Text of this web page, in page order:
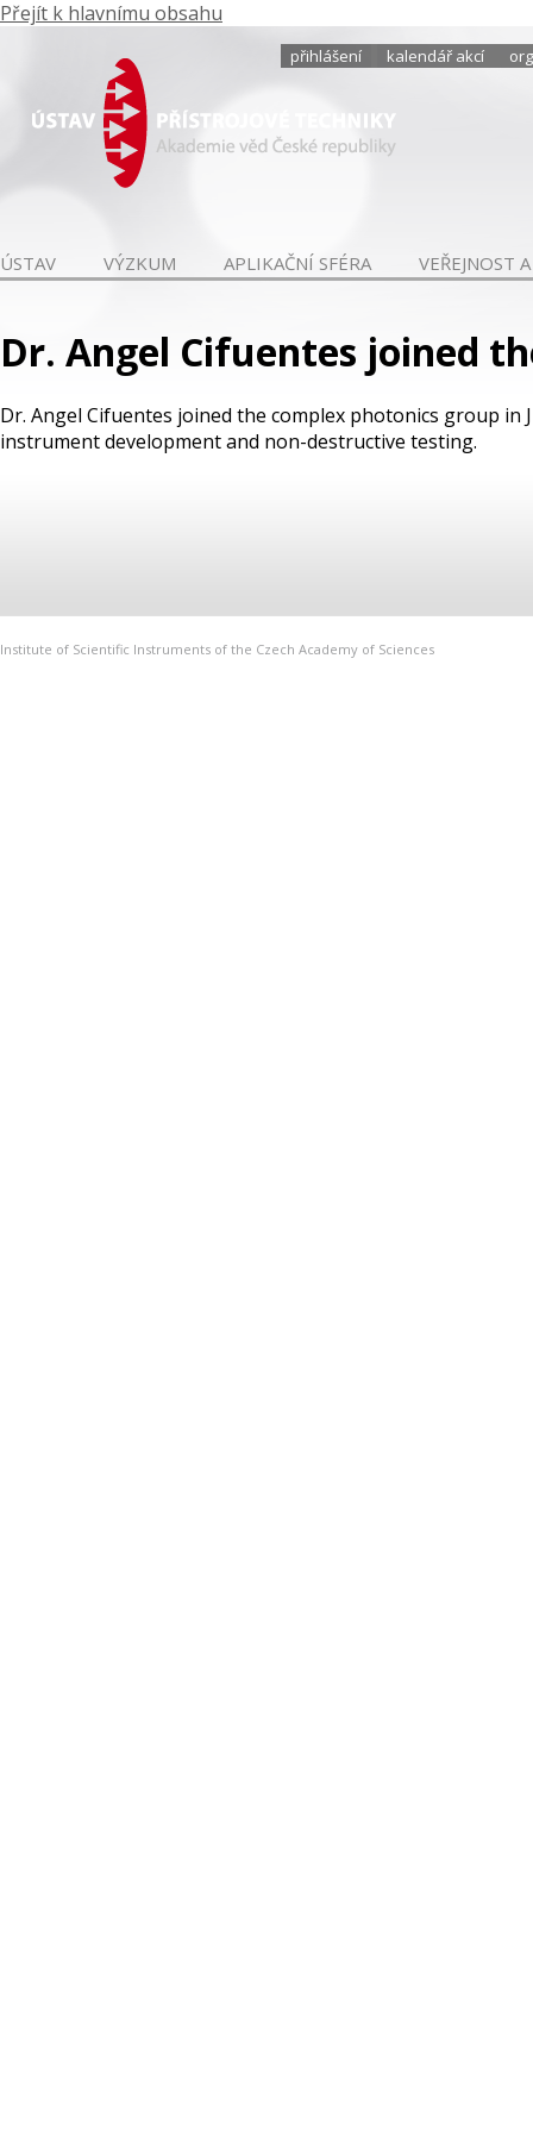
Přejít k hlavnímu obsahu
přihlášení kalendář akcí
ÚSTAV VÝZKUM APLIKAČNÍ SFÉRA VEŘEJNOST
Dr. Angel Cifuentes joined
Dr. Angel Cifuentes joined the complex photonics group
instrument development and non-destructive testing.
Institute of Scientific Instruments of the Czech Academy of Sciences